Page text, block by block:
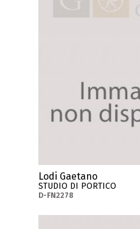
Lodi Gaetano
STUDIO DI PORTICO
D-FN2278